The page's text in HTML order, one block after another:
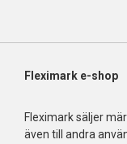
Fleximark e-shop
Fleximark säljer
även till andra